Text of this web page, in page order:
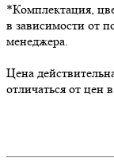
*Комплектация,
в зависимости от
менеджера.
Цена
отличаться от цен